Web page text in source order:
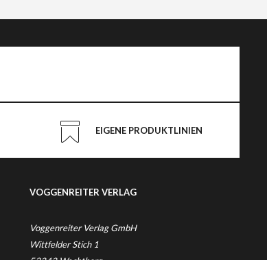
EIGENE PRODUKTLINIEN
VOGGENREITER VERLAG
Voggenreiter Verlag GmbH
Wittfelder Stich 1